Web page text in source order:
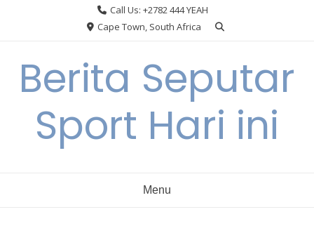
Call Us: +2782 444 YEAH
Cape Town, South Africa
Berita Seputar
Sport Hari ini
Menu